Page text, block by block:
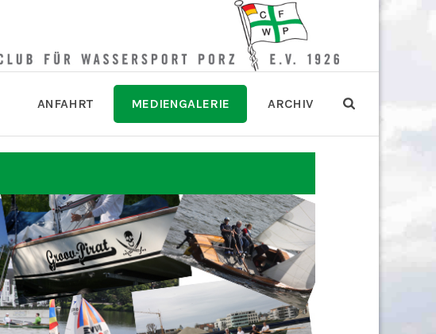
ANFAHRT MEDIENGALERIE ARCHIV